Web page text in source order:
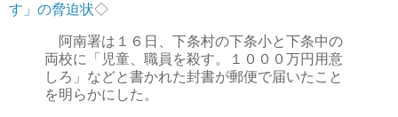
す」の脅迫状◇
阿南署は１６日、下条村の下条小と下条中の
両校に「児童、職員を殺す。１０００万円用意
しろ」などと書かれた封書が郵便で届いたこと
を明らかにした。